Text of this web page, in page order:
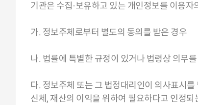
기관은 수집·보유하고 있는 개인정보를 이용
가. 정보주체로부터 별도의 동의를 받은 경우
나. 법률에 특별한 규정이 있거나 법령상 의무
다. 정보주체 또는 그 법정대리인이 의사표시
신체, 재산의 이익을 위하여 필요하다고 인정되